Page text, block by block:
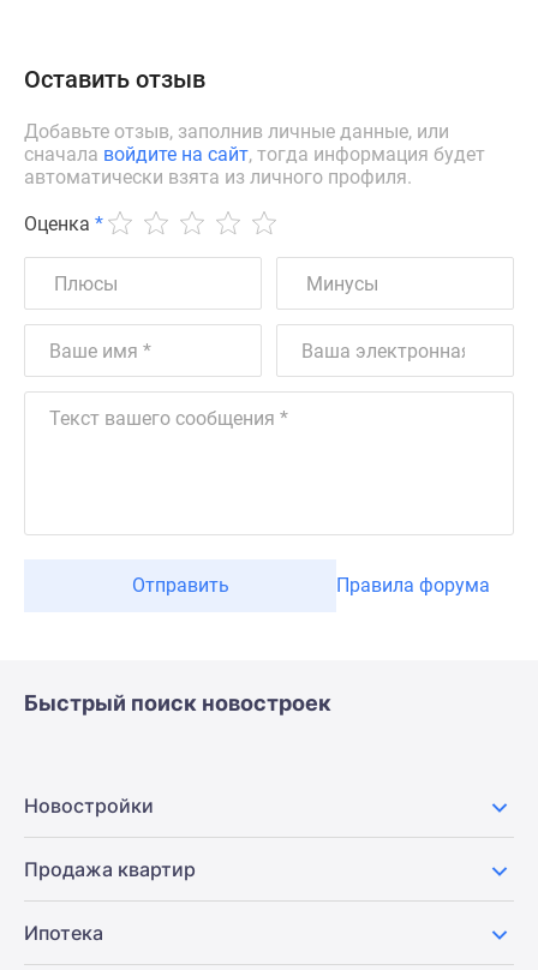
Оставить отзыв
Добавьте отзыв, заполнив личные данные, или
сначала войдите на сайт, тогда информация будет
автоматически взята из личного профиля.
Оценка *
Отправить Правила форума
Быстрый поиск новостроек
Новостройки
Продажа квартир
Ипотека